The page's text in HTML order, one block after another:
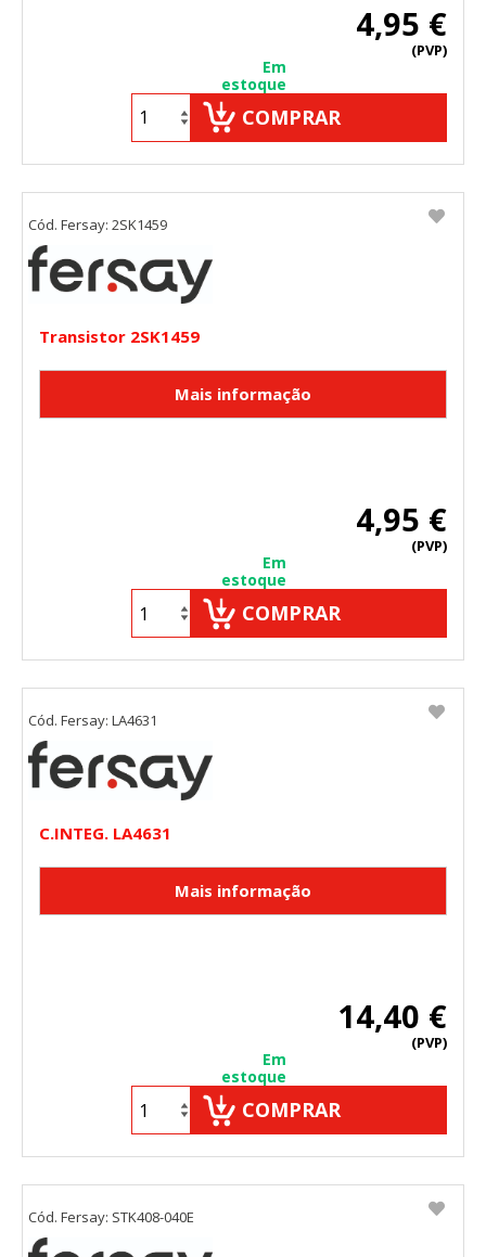
4,95 €
(PVP)
Em
estoque
COMPRAR
Transistor 2SK1459
4,95 €
(PVP)
Em
estoque
COMPRAR
Cód. Fersay: 2SK1459
C.INTEG. LA4631
14,40 €
(PVP)
Em
estoque
COMPRAR
Cód. Fersay: LA4631
Cód. Fersay: STK408-040ECONFIGURACIÓN DE COOKIES